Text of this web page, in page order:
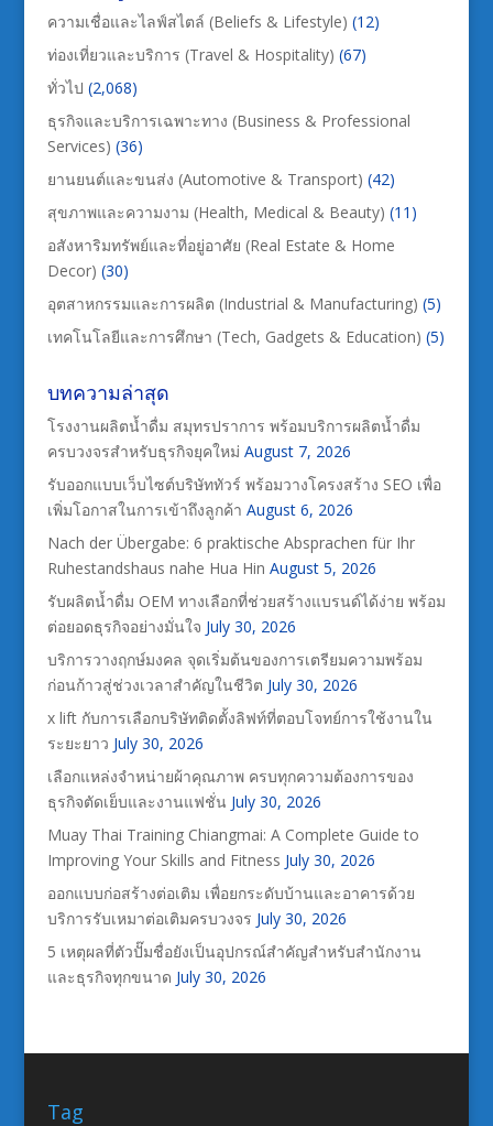
ความเชื่อและไลฟ์สไตล์ (Beliefs & Lifestyle) (12)
ท่องเที่ยวและบริการ (Travel & Hospitality) (67)
ทั่วไป (2,068)
ธุรกิจและบริการเฉพาะทาง (Business & Professional
Services) (36)
ยานยนต์และขนส่ง (Automotive & Transport) (42)
สุขภาพและความงาม (Health, Medical & Beauty) (11)
อสังหาริมทรัพย์และที่อยู่อาศัย (Real Estate & Home
Decor) (30)
อุตสาหกรรมและการผลิต (Industrial & Manufacturing) (5)
เทคโนโลยีและการศึกษา (Tech, Gadgets & Education) (5)
บทความล่าสุด
โรงงานผลิตน้ำดื่ม สมุทรปราการ พร้อมบริการผลิตน้ำดื่ม
ครบวงจรสำหรับธุรกิจยุคใหม่ August 7, 2026
รับออกแบบเว็บไซต์บริษัททัวร์ พร้อมวางโครงสร้าง SEO เพื่อ
เพิ่มโอกาสในการเข้าถึงลูกค้า August 6, 2026
Nach der Übergabe: 6 praktische Absprachen für Ihr
Ruhestandshaus nahe Hua Hin August 5, 2026
รับผลิตน้ำดื่ม OEM ทางเลือกที่ช่วยสร้างแบรนด์ได้ง่าย พร้อม
ต่อยอดธุรกิจอย่างมั่นใจ July 30, 2026
บริการวางฤกษ์มงคล จุดเริ่มต้นของการเตรียมความพร้อม
ก่อนก้าวสู่ช่วงเวลาสำคัญในชีวิต July 30, 2026
x lift กับการเลือกบริษัทติดตั้งลิฟท์ที่ตอบโจทย์การใช้งานใน
ระยะยาว July 30, 2026
เลือกแหล่งจำหน่ายผ้าคุณภาพ ครบทุกความต้องการของ
ธุรกิจตัดเย็บและงานแฟชั่น July 30, 2026
Muay Thai Training Chiangmai: A Complete Guide to
Improving Your Skills and Fitness July 30, 2026
ออกแบบก่อสร้างต่อเติม เพื่อยกระดับบ้านและอาคารด้วย
บริการรับเหมาต่อเติมครบวงจร July 30, 2026
5 เหตุผลที่ตัวปั๊มชื่อยังเป็นอุปกรณ์สำคัญสำหรับสำนักงาน
และธุรกิจทุกขนาด July 30, 2026
Tag